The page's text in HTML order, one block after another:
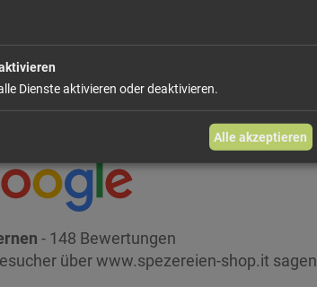
- 148 Bewertungen
über www.spezereien-shop.it sagen
Dienste aktivieren oder deaktivieren.
Alle akzeptieren